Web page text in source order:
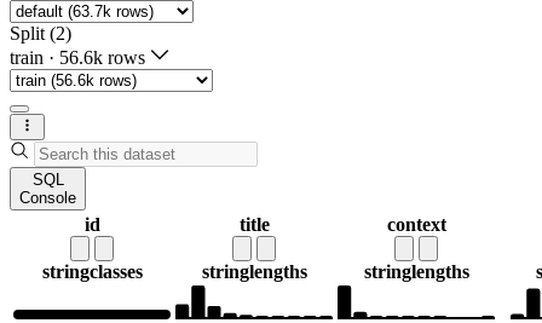
Split (2)
train · 56.6k rows
SQL
Console
id
stringclasses
title
stringlengths
context
stringlengths